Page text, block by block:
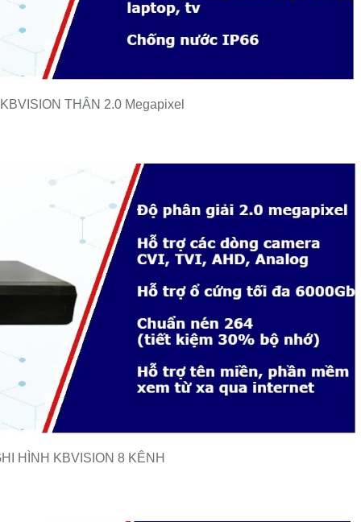
THÂN 2.0 Megapixel
HÌNH KBVISION 8 KÊNH